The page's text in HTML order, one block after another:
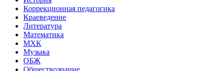
Коррекционная педагогика
Краеведение
Литература
Математика
МХК
Музыка
ОБЖ
Обществознание